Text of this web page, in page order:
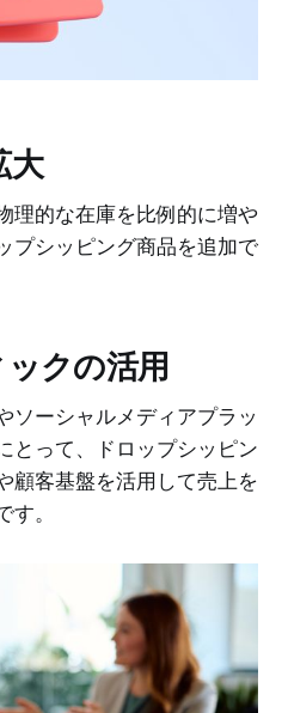
大
理的な在庫を比例的に増や
プシッピング商品を追加で
クの活用
ソーシャルメディアプラッ
とって、ドロップシッピン
顧客基盤を活用して売上を
。